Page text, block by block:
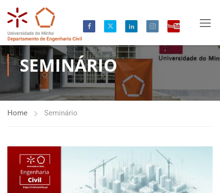
SEMINÁRIO
Home Seminário